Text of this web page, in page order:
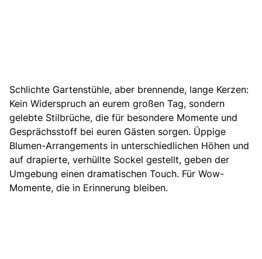
Schlichte Gartenstühle, aber brennende, lange Kerzen:
Kein Widerspruch an eurem großen Tag, sondern
gelebte Stilbrüche, die für besondere Momente und
Gesprächsstoff bei euren Gästen sorgen. Üppige
Blumen-Arrangements in unterschiedlichen Höhen und
auf drapierte, verhüllte Sockel gestellt, geben der
Umgebung einen dramatischen Touch. Für Wow-
Momente, die in Erinnerung bleiben.